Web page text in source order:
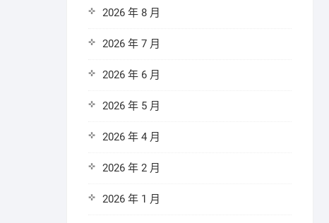
2026 年 8 月
2026 年 7 月
2026 年 6 月
2026 年 5 月
2026 年 4 月
2026 年 2 月
2026 年 1 月